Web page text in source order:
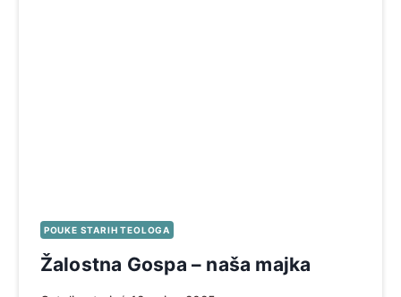
POUKE STARIH TEOLOGA
Žalostna Gospa – naša majka